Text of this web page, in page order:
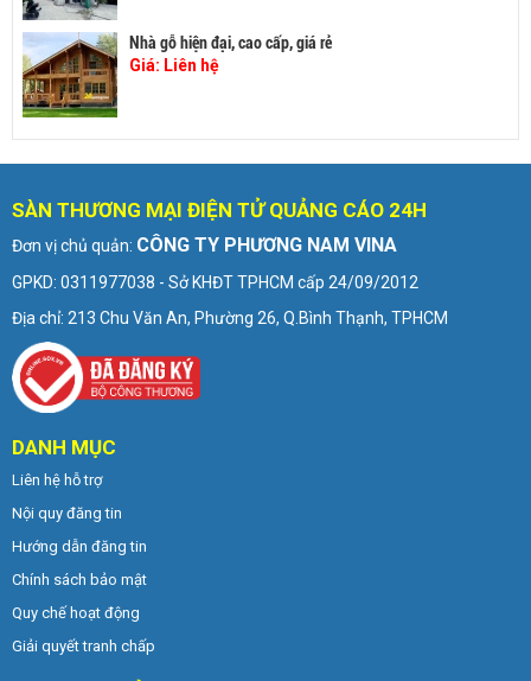
Nhà gỗ hiện đại, cao cấp, giá rẻ
Giá: Liên hệ
SÀN THƯƠNG MẠI ĐIỆN TỬ QUẢNG CÁO 24H
Đơn vị chủ quản: CÔNG TY PHƯƠNG NAM VINA
GPKD: 0311977038 - Sở KHĐT TPHCM cấp 24/09/2012
Địa chỉ: 213 Chu Văn An, Phường 26, Q.Bình Thạnh, TPHCM
DANH MỤC
Liên hệ hỗ trợ
Nội quy đăng tin
Hướng dẫn đăng tin
Chính sách bảo mật
Quy chế hoạt động
Giải quyết tranh chấp